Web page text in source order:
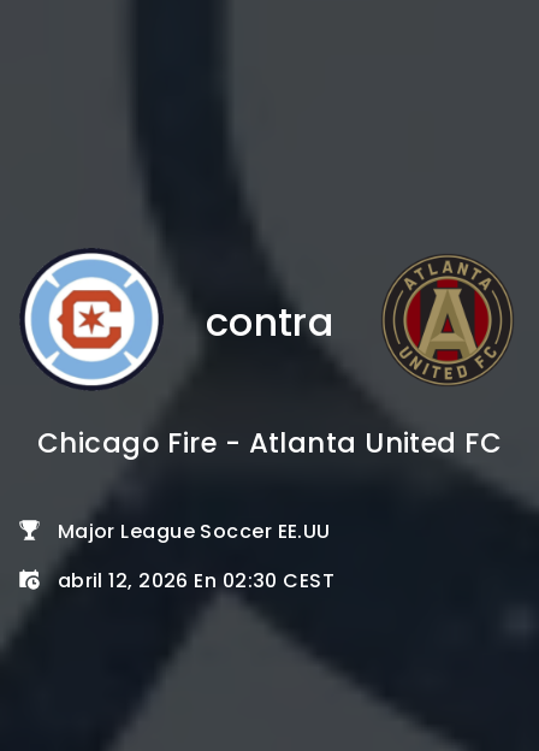
contra
Chicago Fire - Atlanta United FC
Major League Soccer EE.UU
abril 12, 2026 En 02:30 CEST